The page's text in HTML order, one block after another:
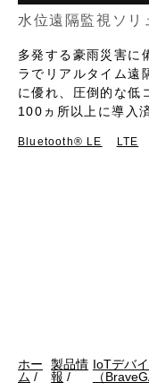
水位遠隔監視ソリ
多発する豪雨災害に
ラでリアルタイム遠
に優れ、圧倒的な低
100ヵ所以上に導入
Bluetooth®︎ LE LTE
ホー
ム /
製品情
報 /
IoTデバ
（